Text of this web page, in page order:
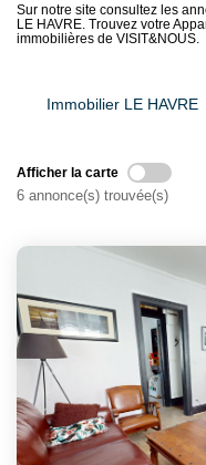
Sur notre site consultez les
LE HAVRE. Trouvez votre
immobilières de VISIT&NOUS.
Immobilier LE HAVRE
Afficher la carte
6 annonce(s) trouvée(s)